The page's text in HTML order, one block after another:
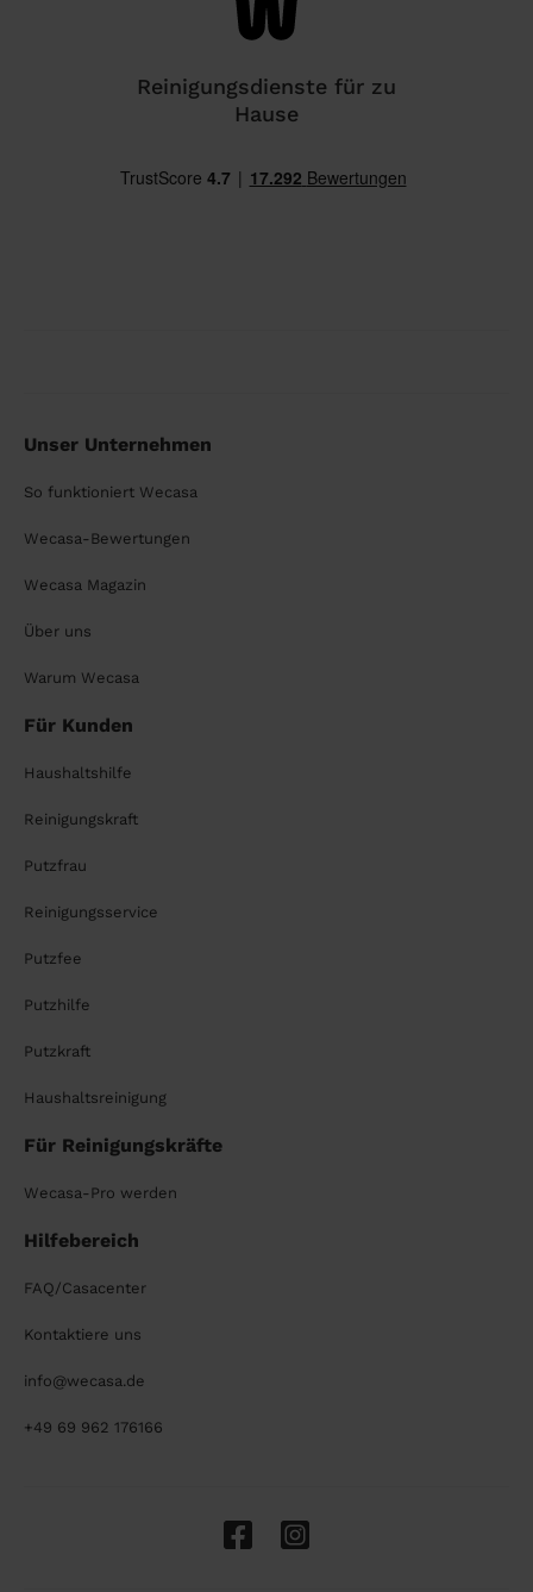
Reinigungsdienste für zu
Hause
Unser Unternehmen
So funktioniert Wecasa
Wecasa-Bewertungen
Wecasa Magazin
Über uns
Warum Wecasa
Für Kunden
Haushaltshilfe
Reinigungskraft
Putzfrau
Reinigungsservice
Putzfee
Putzhilfe
Putzkraft
Haushaltsreinigung
Für Reinigungskräfte
Wecasa-Pro werden
Hilfebereich
FAQ/Casacenter
Kontaktiere uns
info@wecasa.de
+49 69 962 176166